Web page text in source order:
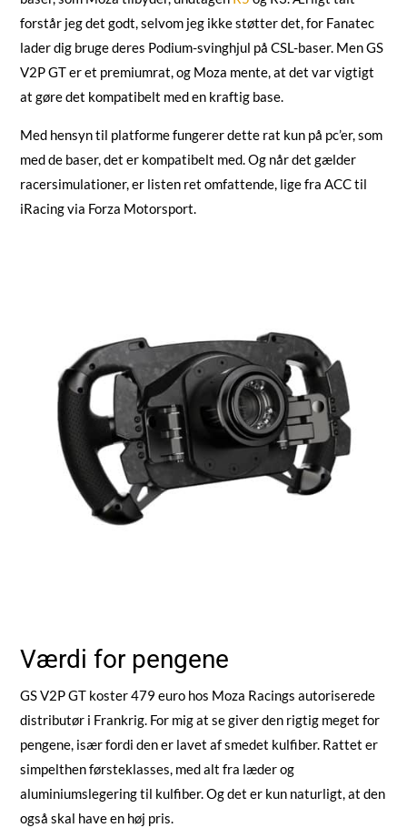
forstår jeg det godt, selvom jeg ikke støtter det, for Fanatec
lader dig bruge deres Podium-svinghjul på CSL-baser. Men GS
V2P GT er et premiumrat, og Moza mente, at det var vigtigt
at gøre det kompatibelt med en kraftig base.
Med hensyn til platforme fungerer dette rat kun på pc’er, som
med de baser, det er kompatibelt med. Og når det gælder
racersimulationer, er listen ret omfattende, lige fra ACC til
iRacing via Forza Motorsport.
Værdi for pengene
GS V2P GT koster 479 euro hos Moza Racings autoriserede
distributør i Frankrig. For mig at se giver den rigtig meget for
pengene, især fordi den er lavet af smedet kulfiber. Rattet er
simpelthen førsteklasses, med alt fra læder og
aluminiumslegering til kulfiber. Og det er kun naturligt, at den
også skal have en høj pris.